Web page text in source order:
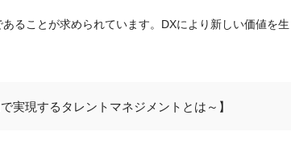
ることが求められています。DXにより新しい価値を生
実現するタレントマネジメントとは～】